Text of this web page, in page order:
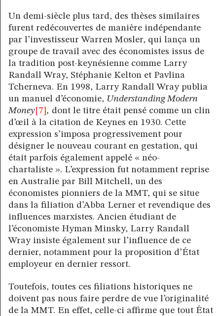
Un demi-siècle plus tard, des thèses similaires
furent redécouvertes de manière indépendante
par l’investisseur Warren Mosler, qui lança un
groupe de travail avec des économistes issus de
la tradition post-keynésienne comme Larry
Randall Wray, Stéphanie Kelton et Pavlina
Tcherneva. En 1998, Larry Randall Wray publia
un manuel d’économie, Understanding Modern
Money [7] , dont le titre était pensé comme un clin
d’œil à la citation de Keynes en 1930. Cette
expression s’imposa progressivement pour
désigner le nouveau courant en gestation, qui
était parfois également appelé « néo-
chartaliste ». L’expression fut notamment reprise
en Australie par Bill Mitchell, un des
économistes pionniers de la MMT, qui se situe
dans la filiation d’Abba Lerner et revendique des
influences marxistes. Ancien étudiant de
l’économiste Hyman Minsky, Larry Randall
Wray insiste également sur l’influence de ce
dernier, notamment pour la proposition d’État
employeur en dernier ressort.
Toutefois, toutes ces filiations historiques ne
doivent pas nous faire perdre de vue l’originalité
de la MMT. En effet, celle-ci affirme que tout État